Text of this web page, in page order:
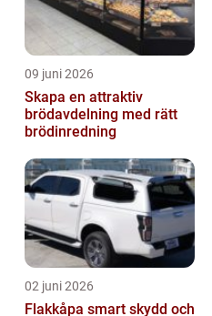
09 juni 2026
Skapa en attraktiv
brödavdelning med rätt
brödinredning
02 juni 2026
Flakkåpa smart skydd och